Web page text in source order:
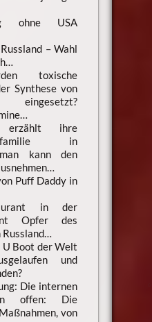
ohne USA
– Wahl
toxische
Synthese von
erzählt ihre
in
kann den
Puff Daddy in
in der
Opfer des
Russland…
Boot der Welt
und
Die internen
offen: Die
von